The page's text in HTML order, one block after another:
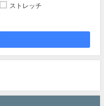
ストレッチ